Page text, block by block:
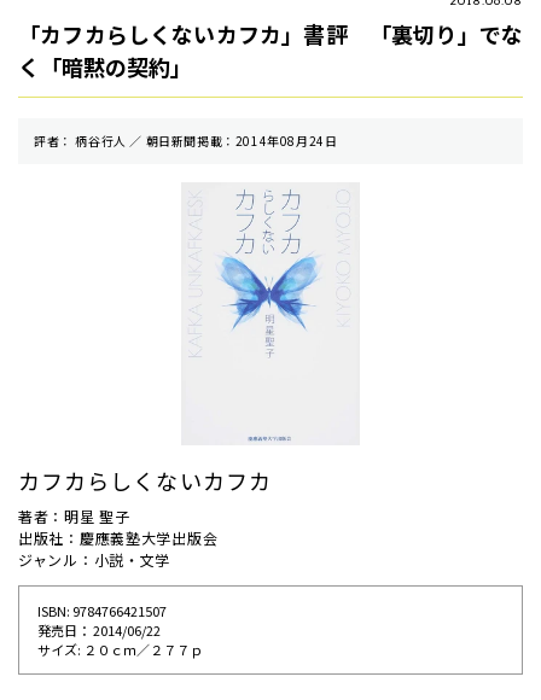
「カフカらしくないカフカ」書評 「裏切り」でな
く「暗黙の契約」
評者： 柄谷行人 ／ 朝⽇新聞掲載：2014年08月24日
カフカらしくないカフカ
著者：明星 聖子
出版社：慶應義塾大学出版会
ジャンル：小説・文学
ISBN: 9784766421507
発売⽇： 2014/06/22
サイズ: ２０ｃｍ／２７７ｐ